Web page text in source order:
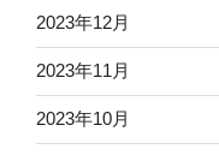
2023年12月
2023年11月
2023年10月